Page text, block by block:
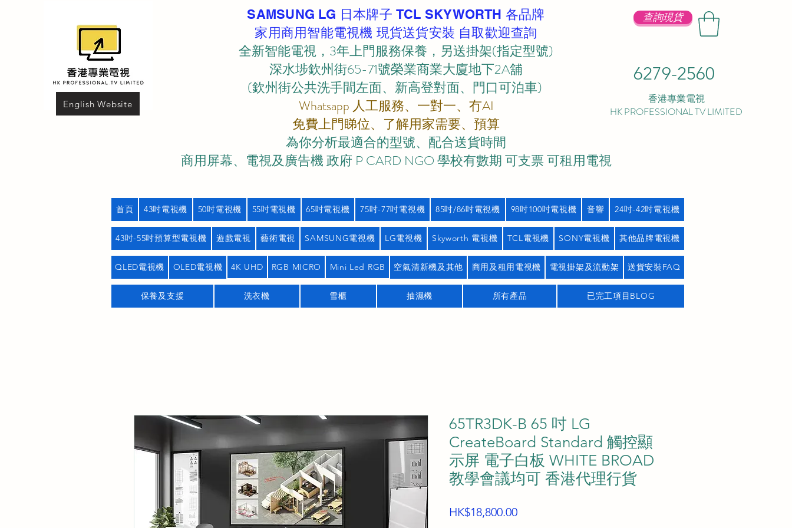
English Website
查詢現貨
6279-2560
香港專業電視
HK PROFESSIONAL TV LIMITED
SAMSUNG LG 日本牌子 TCL SKYWORTH 各品牌
家用商用智能電視機 現貨送貨安裝 自取歡迎查詢
全新智能電視，3年上門服務保養，另送掛架(指定型號)
深水埗欽州街65-71號榮業商業大廈地下2A舖
(欽州街公共洗手間左面、新高登對面、門口可泊車) ​
Whatsapp 人工服務、一對一、冇AI
免費上門睇位、了解用家需要、預算
為你分析最適合的型號、配合送貨時間
商用屏幕、電視及廣告機 政府 P CARD NGO 學校有數期 可支票 可租用電視
首頁 43吋電視機 50吋電視機 55吋電視機 65吋電視機 75吋-77吋電視機 85吋/86吋電視機 98吋100吋電視機 音響 24吋-42吋電視機
43吋-55吋預算型電視機 遊戲電視 藝術電視 SAMSUNG電視機 LG電視機 Skyworth 電視機 TCL電視機 SONY電視機 其他品牌電視機
QLED電視機 OLED電視機 4K UHD RGB MICRO Mini Led RGB 空氣清新機及其他 商用及租用電視機 電視掛架及流動架 送貨安裝FAQ
保養及支援 洗衣機 雪櫃 抽濕機 所有產品 已完工項目BLOG
65TR3DK-B 65 吋 LG
CreateBoard Standard 觸控顯
示屏 電子白板 WHITE BROAD
教學會議均可 香港代理行貨
HK$18,800.00價